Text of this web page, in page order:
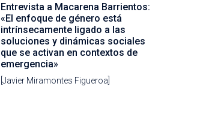
Entrevista a Macarena Barrientos:
«El enfoque de género está
intrínsecamente ligado a las
soluciones y dinámicas sociales
que se activan en contextos de
emergencia»
[Javier Miramontes Figueroa]